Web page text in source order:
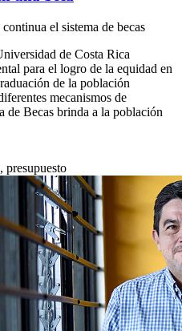
el sistema de becas
de Costa Rica
para el logro de la equidad en
de la población
mecanismos de
de Becas brinda a la población
presupuesto